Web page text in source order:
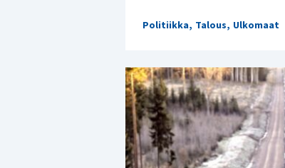
Politiikka, Talous, Ulkomaat